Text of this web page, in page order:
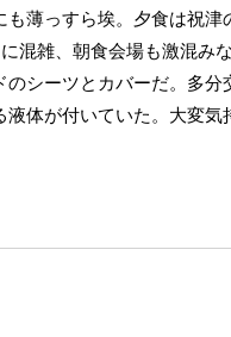
薄っすら埃。夕食は祝津
混雑、朝食会場も激混み
シーツとカバーだ。多
体が付いていた。大変気